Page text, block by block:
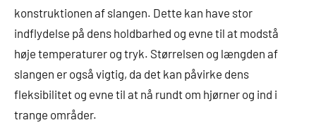
konstruktionen af slangen. Dette kan have stor
indflydelse på dens holdbarhed og evne til at modstå
høje temperaturer og tryk. Størrelsen og længden af
slangen er også vigtig, da det kan påvirke dens
fleksibilitet og evne til at nå rundt om hjørner og ind i
trange områder.